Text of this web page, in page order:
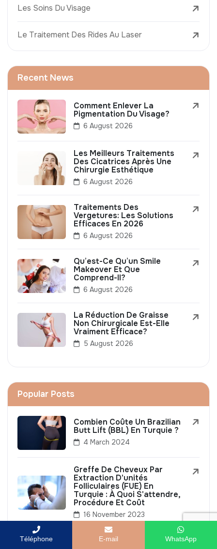
Les Soins Du Visage
Le Traitement Des Rides Au Laser
Recent News
Comment Enlever La
Pigmentation Du Visage?
6 August 2026
Les Meilleurs Traitements
Des Cicatrices Après Une
Chirurgie Esthétique
6 August 2026
Traitements Des
Vergetures: Les Solutions
Efficaces En 2026
6 August 2026
Qu’est-Ce Qu’un Smile
Makeover Et Que
Comprend-Il?
6 August 2026
La Réduction De Graisse
Non Chirurgicale Est-Elle
Vraiment Efficace?
5 August 2026
Popular Posts
Combien Coûte Un Brazilian
Butt Lift (BBL) En Turquie ?
4 March 2024
Greffe De Cheveux Par
Extraction D'unités
Folliculaires (FUE) En
Turquie : À Quoi S'attendre,
Procédure Et Coût
16 November 2023
Les Tarifs De
Téléphone E-mail WhatsApp